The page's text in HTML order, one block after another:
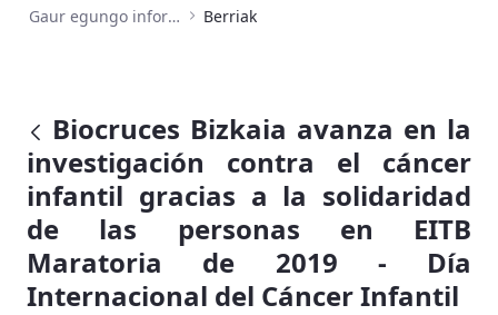
Gaur egungo informazioa Berriak
Biocruces Bizkaia avanza en la
investigación contra el cáncer
infantil gracias a la solidaridad
de las personas en EITB
Maratoria de 2019 - Día
Internacional del Cáncer Infantil